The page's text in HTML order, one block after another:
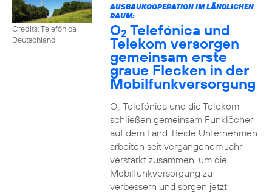
Credits: Telefónica
Deutschland
AUSBAUKOOPERATION IM LÄNDLICHEN
RAUM:
O2 Telefónica und
Telekom versorgen
gemeinsam erste
graue Flecken in der
Mobilfunkversorgung
O2Telefónica und die Telekom
schließen gemeinsam Funklöcher
auf dem Land. Beide Unternehmen
arbeiten seit vergangenem Jahr
verstärkt zusammen, um die
Mobilfunkversorgung zu
verbessern und sorgen jetzt